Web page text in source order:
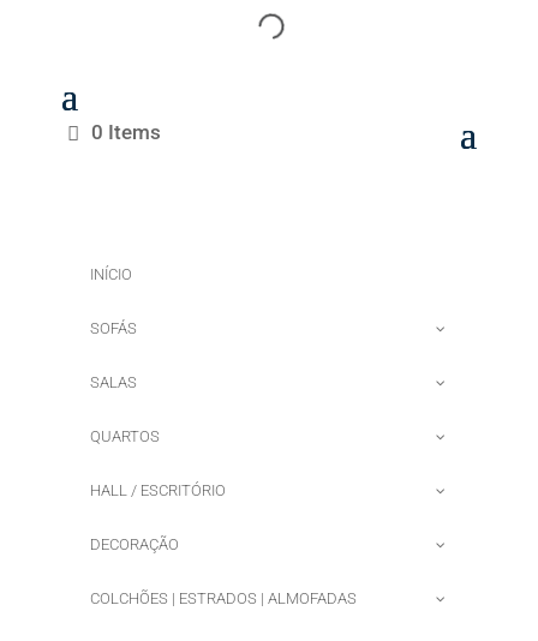
0 Items
INÍCIO
SOFÁS
SALAS
QUARTOS
HALL / ESCRITÓRIO
DECORAÇÃO
COLCHÕES | ESTRADOS | ALMOFADAS